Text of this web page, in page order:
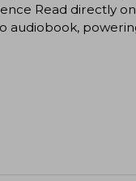
Read directly
audiobook,